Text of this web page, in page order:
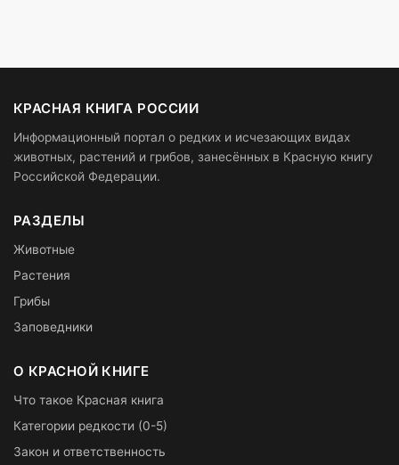
КРАСНАЯ КНИГА РОССИИ
Информационный портал о редких и исчезающих видах
животных, растений и грибов, занесённых в Красную книгу
Российской Федерации.
РАЗДЕЛЫ
Животные
Растения
Грибы
Заповедники
О КРАСНОЙ КНИГЕ
Что такое Красная книга
Категории редкости (0-5)
Закон и ответственность